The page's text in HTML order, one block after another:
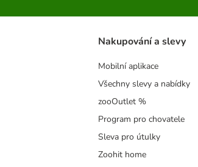
Nakupování a slevy
Mobilní aplikace
Všechny slevy a nabídky
zooOutlet %
Program pro chovatele
Sleva pro útulky
Zoohit home